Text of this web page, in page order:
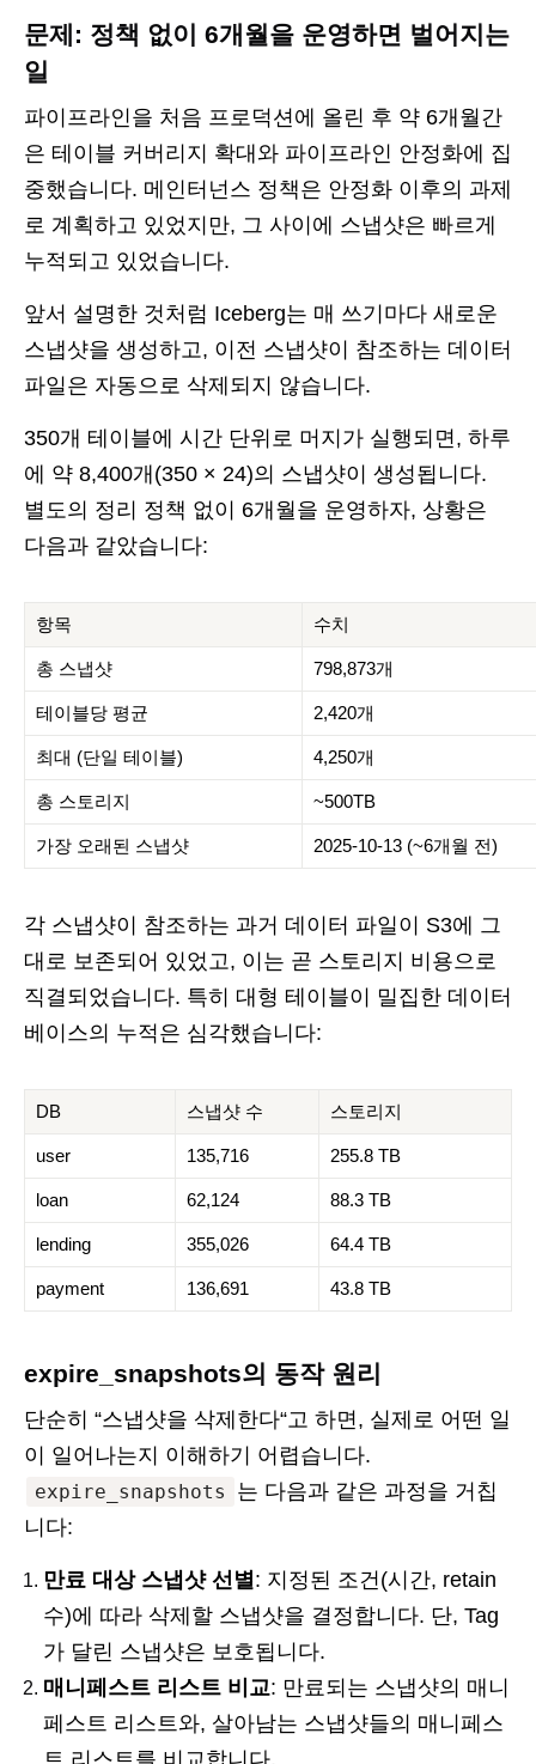
문제: 정책 없이 6개월을 운영하면 벌어지는
일
파이프라인을 처음 프로덕션에 올린 후 약 6개월간
은 테이블 커버리지 확대와 파이프라인 안정화에 집
중했습니다. 메인터넌스 정책은 안정화 이후의 과제
로 계획하고 있었지만, 그 사이에 스냅샷은 빠르게
누적되고 있었습니다.
앞서 설명한 것처럼 Iceberg는 매 쓰기마다 새로운
스냅샷을 생성하고, 이전 스냅샷이 참조하는 데이터
파일은 자동으로 삭제되지 않습니다.
350개 테이블에 시간 단위로 머지가 실행되면, 하루
에 약 8,400개(350 × 24)의 스냅샷이 생성됩니다.
별도의 정리 정책 없이 6개월을 운영하자, 상황은
다음과 같았습니다:
항목 수치
총 스냅샷 798,873개
테이블당 평균 2,420개
최대 (단일 테이블) 4,250개
총 스토리지 ~500TB
가장 오래된 스냅샷 2025-10-13 (~6개월 전)
각 스냅샷이 참조하는 과거 데이터 파일이 S3에 그
대로 보존되어 있었고, 이는 곧 스토리지 비용으로
직결되었습니다. 특히 대형 테이블이 밀집한 데이터
베이스의 누적은 심각했습니다:
DB 스냅샷 수 스토리지
user 135,716 255.8 TB
loan 62,124 88.3 TB
lending 355,026 64.4 TB
payment 136,691 43.8 TB
expire_snapshots의 동작 원리
단순히 “스냅샷을 삭제한다“고 하면, 실제로 어떤 일
이 일어나는지 이해하기 어렵습니다.
expire_snapshots
는 다음과 같은 과정을 거칩
니다:
만료 대상 스냅샷 선별: 지정된 조건(시간, retain
수)에 따라 삭제할 스냅샷을 결정합니다. 단, Tag
가 달린 스냅샷은 보호됩니다.
매니페스트 리스트 비교: 만료되는 스냅샷의 매니
페스트 리스트와, 살아남는 스냅샷들의 매니페스
트 리스트를 비교합니다.